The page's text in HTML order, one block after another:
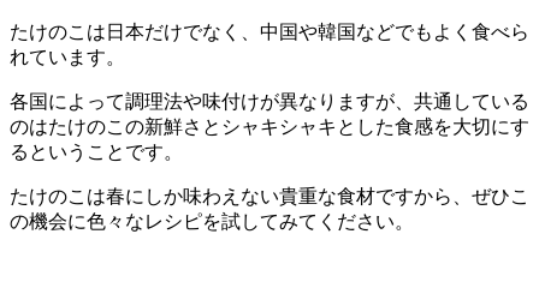
たけのこは日本だけでなく、中国や韓国などでもよく食べら
れています。
各国によって調理法や味付けが異なりますが、共通している
のはたけのこの新鮮さとシャキシャキとした食感を大切にす
るということです。
たけのこは春にしか味わえない貴重な食材ですから、ぜひこ
の機会に色々なレシピを試してみてください。